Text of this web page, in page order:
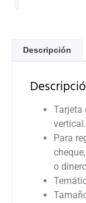
Descripción
Tarjeta
vertical.
Para
o